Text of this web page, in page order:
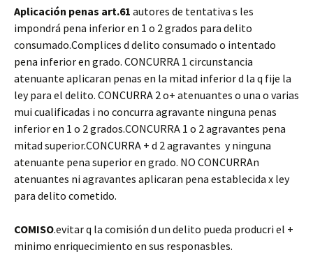
Aplicación penas art.61 autores de tentativa s les
impondrá pena inferior en 1 o 2 grados para delito
consumado.Complices d delito consumado o intentado
pena inferior en grado. CONCURRA 1 circunstancia
atenuante aplicaran penas en la mitad inferior d la q fije la
ley para el delito. CONCURRA 2 o+ atenuantes o una o varias
mui cualificadas i no concurra agravante ninguna penas
inferior en 1 o 2 grados.CONCURRA 1 o 2 agravantes pena
mitad superior.CONCURRA + d 2 agravantes y ninguna
atenuante pena superior en grado. NO CONCURRAn
atenuantes ni agravantes aplicaran pena establecida x ley
para delito cometido.
COMISO.evitar q la comisión d un delito pueda producri el +
minimo enriquecimiento en sus responasbles.